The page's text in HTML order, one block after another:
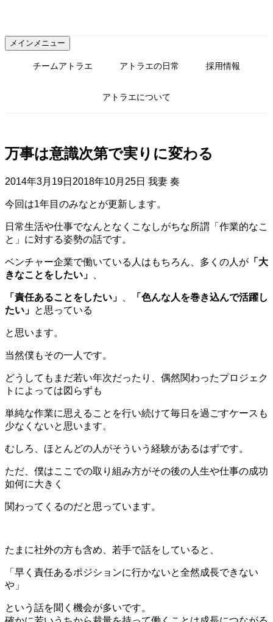
テ
ン
メインメニュー
チームアトラエ アトラエの日常 採用情報
アトラエについて
万事は意識次第で実りに変わる
2014年3月19日 2018年10月25日 我妻 奏
今回は1年目のみなとが更新します。
日常生活や仕事でなんとなくこなしがちな所謂「作業的なこ
と」に対する姿勢の話です。
ベンチャー企業で働いている人はもちろん、多くの人が 「大
きなことをしたい」
「責任あることをしたい」
「色んな人を巻き込んで活躍し
たい」 と思っている
と思います。
当然僕もその一人です。
どうしてもまだ若い年次だったり、偶然関わったプロジェク
トによっては図らずも
単純な作業に思えることを行い続けて毎日を過ごすケースも
少なくないと思います。
むしろ、ほとんどの人がそういう経験があるはずです。
ただ、僕はここでの取り組み方がその後の人生や仕事の成功
如何に大きく
関わってくるのだと思っています。
たまに社外の方も含め、若手で話をしていると、
「早く責任あるポジションに行かないと全然成長できない
や」
という話を聞く機会が多いです。